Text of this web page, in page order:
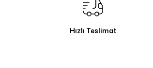
Hızlı Teslimat